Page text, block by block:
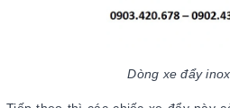
Dòng xe đẩy